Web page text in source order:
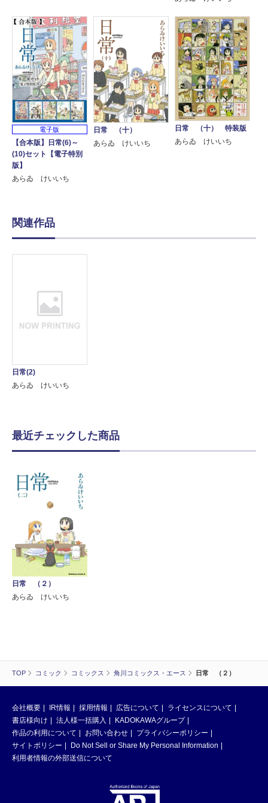
TOP コミック コミックス 角川コミックス・エース 日常 （２）
電子版
【合本版】日常(6)～
(10)セット【電子特別
版】
あらゐ けいいち
日常 （十）
あらゐ けいいち
日常 （十） 特装版
あらゐ けいいち
関連作品
日常(2)
あらゐ けいいち
最近チェックした商品
日常 （２）
あらゐ けいいち
会社概要 IR情報 採用情報 広告について
ライセンスについて
書店様向け
法人様一括購入
KADOKAWAグループ
作品の利用について
お問い合わせ
プライバシーポリシー
サイトポリシー
Do Not Sell or Share My Personal Information
利用者情報の外部送信について